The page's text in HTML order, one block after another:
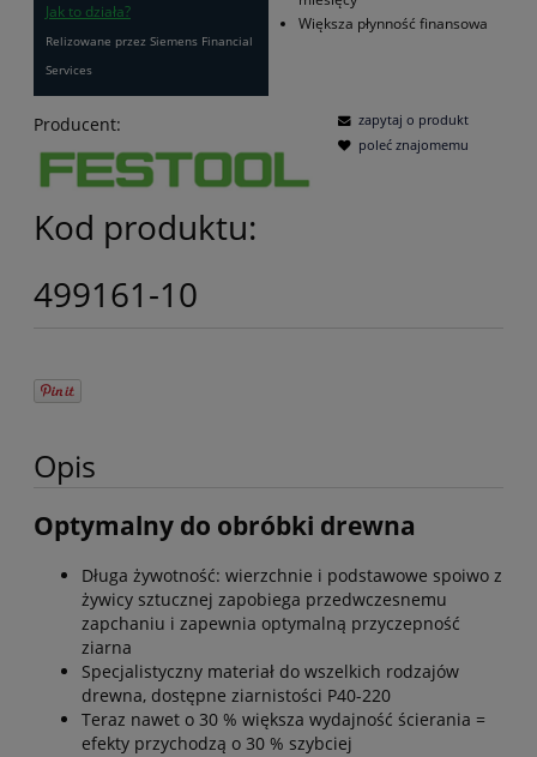
Jak to działa?
Relizowane przez Siemens Financial
Services
Większa płynność finansowa
Producent:
Kod produktu:
499161-10
zapytaj o produkt
poleć znajomemu
Opis
Optymalny do obróbki drewna
Długa żywotność: wierzchnie i podstawowe spoiwo z
żywicy sztucznej zapobiega przedwczesnemu
zapchaniu i zapewnia optymalną przyczepność
ziarna
Specjalistyczny materiał do wszelkich rodzajów
drewna, dostępne ziarnistości P40-220
Teraz nawet o 30 % większa wydajność ścierania =
efekty przychodzą o 30 % szybciej